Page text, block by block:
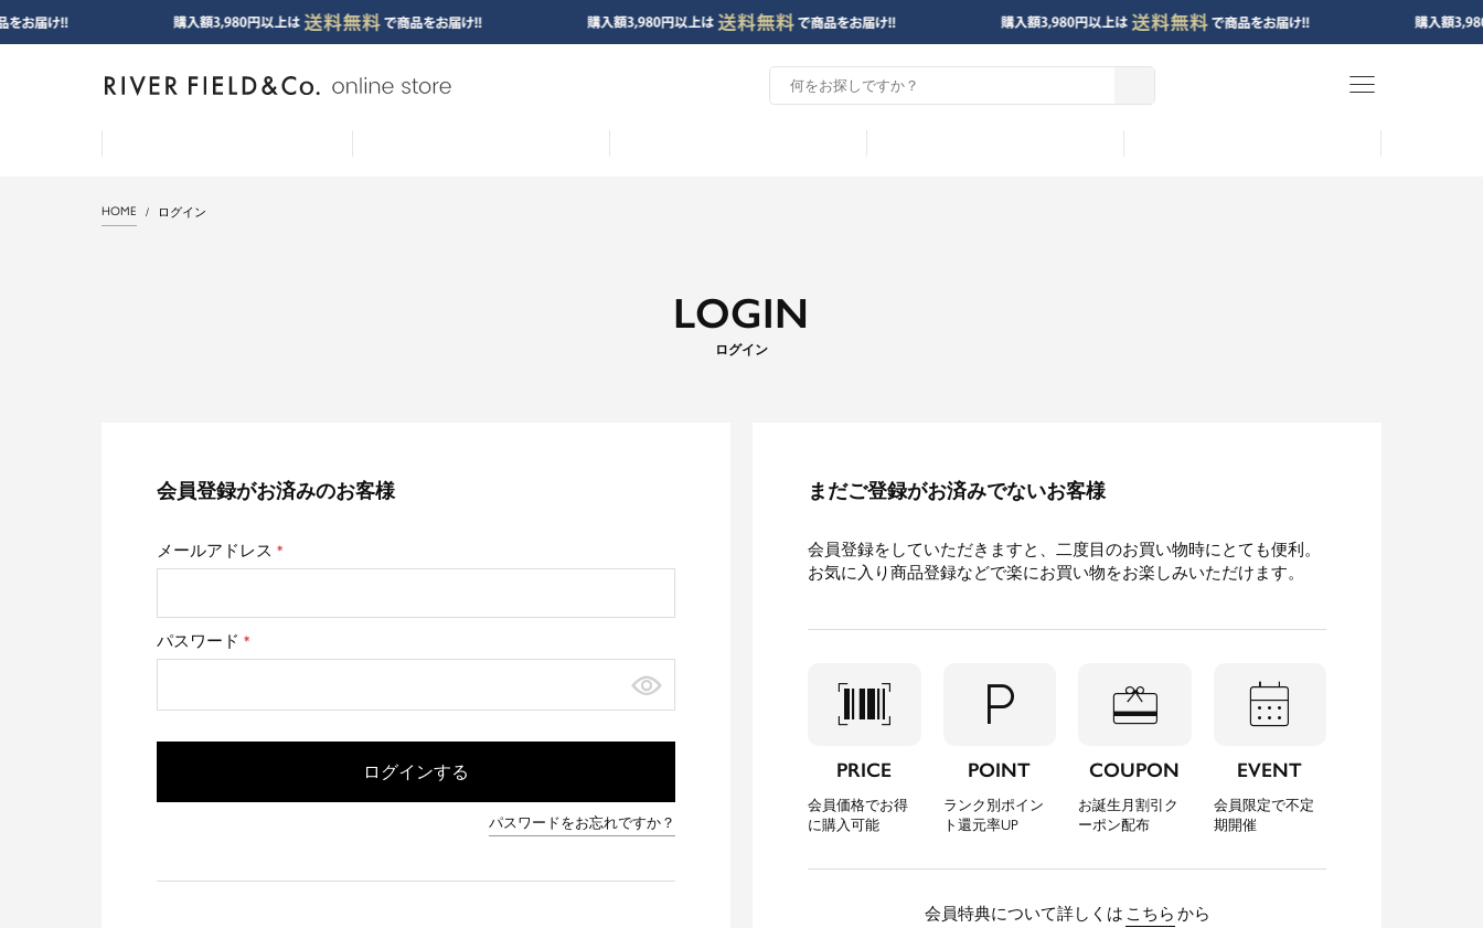
menu
HOME ログイン
LOGIN
ログイン
会員登録がお済みのお客様
メールアドレス
パスワード
ログインする
パスワードをお忘れですか？
まだご登録がお済みでないお客様
会員登録をしていただきますと、二度目のお買い物時にとても便利。
お気に入り商品登録などで楽にお買い物をお楽しみいただけます。
barcode_scanner
PRICE
会員価格でお得
に購入可能
local_parking
POINT
ランク別ポイン
ト還元率UP
redeem
COUPON
お誕生月割引ク
ーポン配布
calendar_month
EVENT
会員限定で不定
期開催
会員特典について詳しくは こちら から